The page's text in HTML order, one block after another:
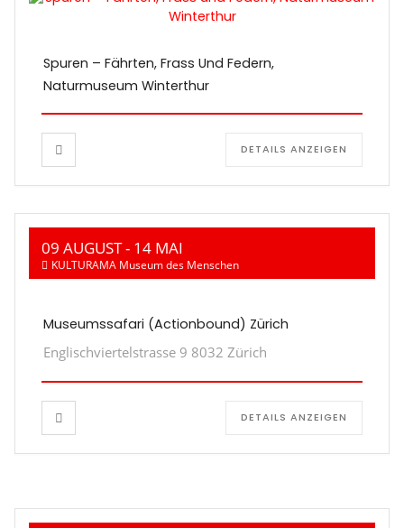
Spuren – Fährten, Frass Und Federn,
Naturmuseum Winterthur
DETAILS ANZEIGEN
09 AUGUST- 14 MAI
KULTURAMA Museum des Menschen
Museumssafari (Actionbound) Zürich
Englischviertelstrasse 9 8032 Zürich
DETAILS ANZEIGEN